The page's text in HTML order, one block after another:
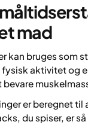
mad
kan bruges som
aktivitet og
bevare
er beregnet
du spiser, er